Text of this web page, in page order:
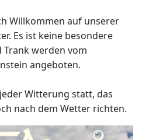
Willkommen auf unserer
Es ist keine besondere
Trank werden vom
angeboten.
Witterung statt, das
nach dem Wetter richten.